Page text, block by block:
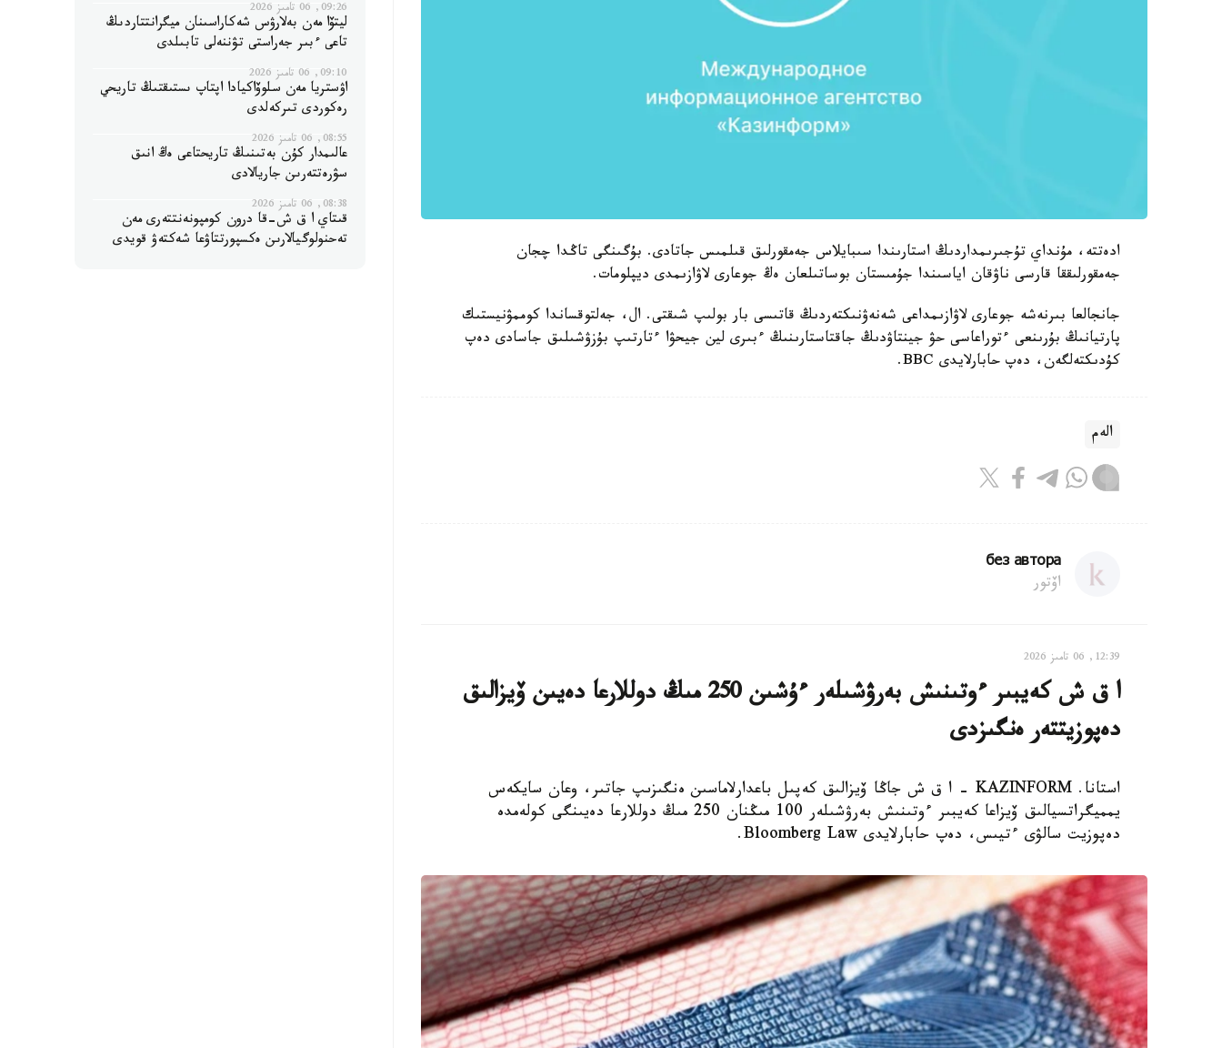
ادەتتە، مۇنداي تۇجىرىمداردىڭ استارىندا سىبايلاس جەمقورلىق قىلمىس جاتادى. بۇگىنگى تاڭدا چجان
جەمقورلىققا قارسى ناۋقان اياسىندا جۇمىستان بوساتىلعان ەڭ جوعارى لاۋازىمدى ديپلومات.
جانجالعا بىرنەشە جوعارى لاۋازىمداعى شەنەۋنىكتەردىڭ قاتىسى بار بولىپ شىقتى. ال، جەلتوقساندا كوممۋنيستىك
پارتيانىڭ بۇرىنعى ءتوراعاسى حۋ جينتاۋدىڭ جاقتاستارىنىڭ ءبىرى لين جيحۋا ءتارتىپ بۇزۋشىلىق جاسادى دەپ
كۇدىكتەلگەن، دەپ حابارلايدى BBC.
الەم
без автора
اۆتور
12:39, 06 تامىز 2026
ا ق ش كەيبىر ءوتىنىش بەرۋشىلەر ءۇشىن 250 مىڭ دوللارعا دەيىن ۆيزالىق
دەپوزيتتەر ەنگىزدى
استانا. KAZINFORM – ا ق ش جاڭا ۆيزالىق كەپىل باعدارلاماسىن ەنگىزىپ جاتىر، وعان سايكەس
يمميگراتسيالىق ۆيزاعا كەيبىر ءوتىنىش بەرۋشىلەر 100 مىڭنان 250 مىڭ دوللارعا دەيىنگى كولەمدە
دەپوزيت سالۋى ءتيىس، دەپ حابارلايدى Bloomberg Law.
09:26, 06 تامىز 2026
ليتۆا مەن بەلارۋس شەكاراسىنان ميگرانتتاردىڭ
تاعى ءبىر جەراستى تۋننەلى تابىلدى
09:10, 06 تامىز 2026
اۋستريا مەن سلوۆاكيادا اپتاپ ىستىقتىڭ تاريحي
رەكوردى تىركەلدى
08:55, 06 تامىز 2026
عالىمدار كۇن بەتىنىڭ تاريحتاعى ەڭ انىق
سۋرەتتەرىن جاريالادى
08:38, 06 تامىز 2026
قىتاي ا ق ش-قا درون كومپونەنتتەرى مەن
تەحنولوگيالارىن ەكسپورتتاۋعا شەكتەۋ قويدى